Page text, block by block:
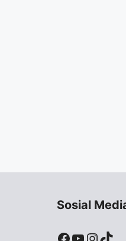
Sosial
Facebook
YouTube